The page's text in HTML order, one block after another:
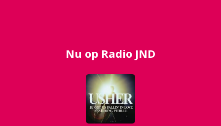
Nu op Radio JND